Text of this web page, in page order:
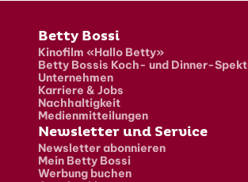
Fusszeile
Betty Bossi
Kinofilm «Hallo Betty»
Betty Bossis Koch- und Dinner-
Unternehmen
Karriere & Jobs
Nachhaltigkeit
Medienmitteilungen
Newsletter und Service
Newsletter abonnieren
Mein Betty Bossi
Werbung buchen